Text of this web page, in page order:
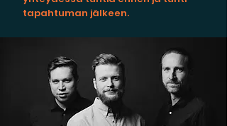
tapahtuman jälkeen.